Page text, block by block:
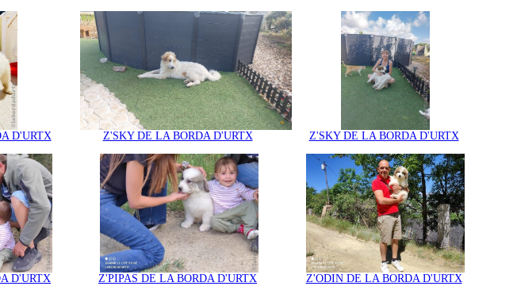
D'URTX Z'SKY DE LA BORDA D'URTX Z'SKY DE LA BORDA D'URTX
D'URTX Z'PIPAS DE LA BORDA D'URTX Z'ODIN DE LA BORDA D'URTX